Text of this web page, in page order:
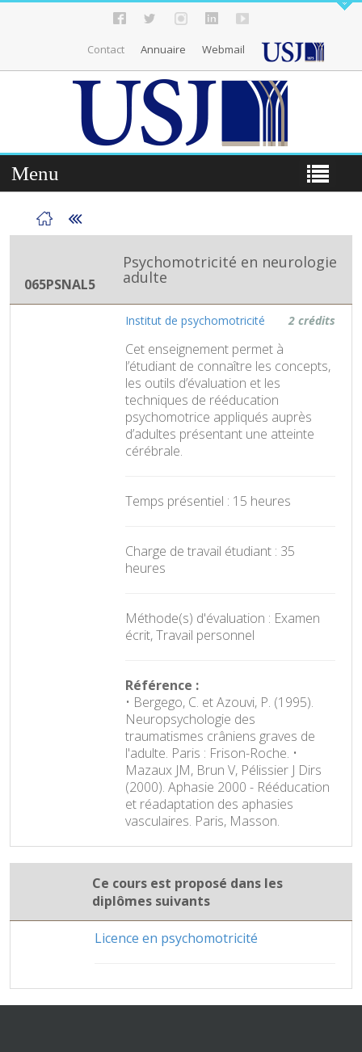
Contact Annuaire Webmail
Menu
065PSNAL5
Psychomotricité en neurologie
adulte
Institut de psychomotricité 2 crédits
Cet enseignement permet à
l’étudiant de connaître les concepts,
les outils d’évaluation et les
techniques de rééducation
psychomotrice appliqués auprès
d’adultes présentant une atteinte
cérébrale.
Temps présentiel : 15 heures
Charge de travail étudiant : 35
heures
Méthode(s) d'évaluation : Examen
écrit, Travail personnel
Référence :
• Bergego, C. et Azouvi, P. (1995).
Neuropsychologie des
traumatismes crâniens graves de
l'adulte. Paris : Frison-Roche. •
Mazaux JM, Brun V, Pélissier J Dirs
(2000). Aphasie 2000 - Rééducation
et réadaptation des aphasies
vasculaires. Paris, Masson.
Ce cours est proposé dans les
diplômes suivants
Licence en psychomotricité